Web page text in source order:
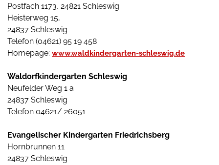
Postfach 1173, 24821 Schleswig
Heisterweg 15,
24837 Schleswig
Telefon (04621) 95 19 458
Homepage: www.waldkindergarten-schleswig.de
Waldorfkindergarten Schleswig
Neufelder Weg 1 a
24837 Schleswig
Telefon 04621/ 26051
Evangelischer Kindergarten Friedrichsberg
Hornbrunnen 11
24837 Schleswig